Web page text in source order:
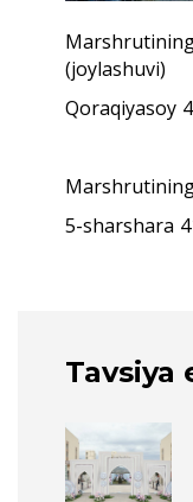
(joylashuvi)
Qoraqiyasoy
5-sharshara
Tavsiya